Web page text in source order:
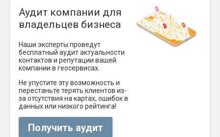
Аудит компании для
владельцев бизнеса
Наши эксперты проведут
бесплатный аудит актуальности
контактов и репутации вашей
компании в геосервисах.
Не упустите эту возможность и
перестаньте терять клиентов из-
за отсутствия на картах, ошибок в
данных или низкого рейтинга!
Получить аудит